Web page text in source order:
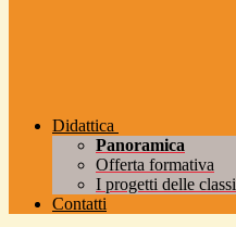
Didattica
Panoramica
Offerta formativa
I progetti delle classi
Contatti